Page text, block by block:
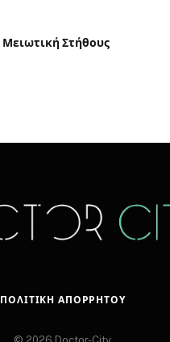
Μειωτική Στήθους
ΠΟΛΙΤΙΚΉ ΑΠΟΡΡΉΤΟΥ